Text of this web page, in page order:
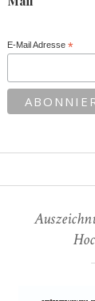
E-Mail Adresse*